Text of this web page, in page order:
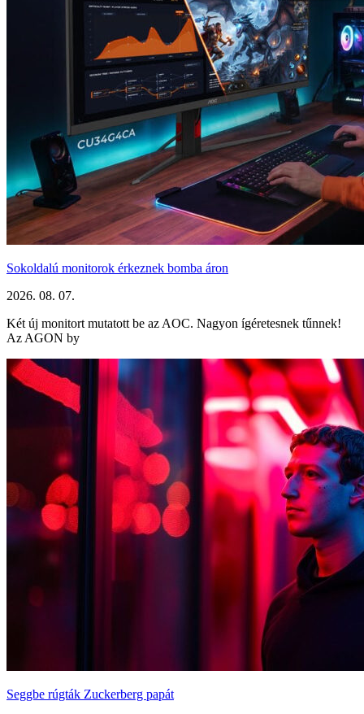
Sokoldalú monitorok érkeznek bomba áron
2026. 08. 07.
Két új monitort mutatott be az AOC. Nagyon ígéretesnek tűnnek!
Az AGON by
Seggbe rúgták Zuckerberg papát